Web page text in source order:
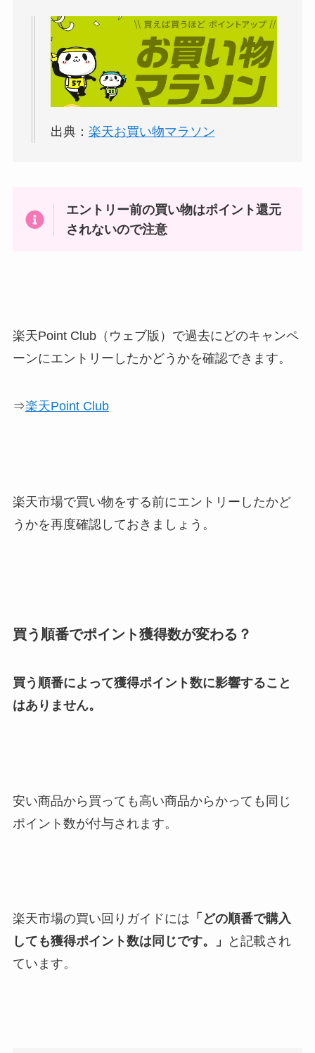
出典： 楽天お買い物マラソン
エントリー前の買い物はポイント還元
されないので注意
楽天Point Club（ウェブ版）で過去にどのキャンペ
ーンにエントリーしたかどうかを確認できます。
⇒楽天Point Club
楽天市場で買い物をする前にエントリーしたかど
うかを再度確認しておきましょう。
買う順番でポイント獲得数が変わる？
買う順番によって獲得ポイント数に影響すること
はありません。
安い商品から買っても高い商品からかっても同じ
ポイント数が付与されます。
楽天市場の買い回りガイドには 「どの順番で購入
しても獲得ポイント数は同じです。」
と記載され
ています。